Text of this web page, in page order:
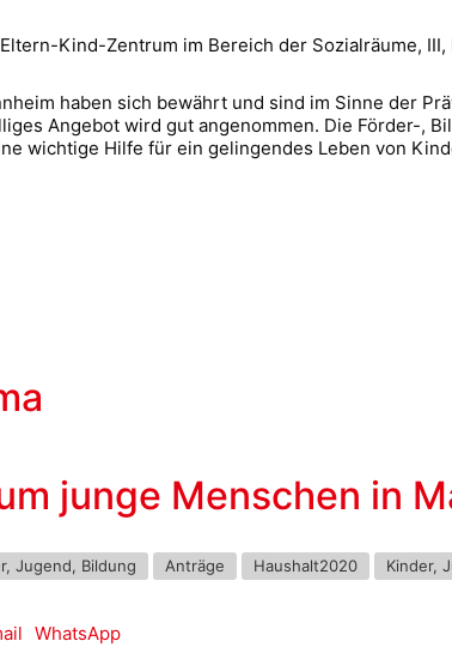
Kind-Zentrum im Bereich der Sozialräume,
haben sich bewährt und sind im Sinne der
Angebot wird gut angenommen. Die Förder-,
wichtige Hilfe für ein gelingendes Leben von
junge Menschen in
Jugend, Bildung Anträge Haushalt2020 Kinder,
WhatsApp